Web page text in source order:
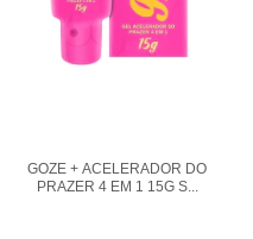
GOZE + ACELERADOR DO
PRAZER 4 EM 1 15G S...